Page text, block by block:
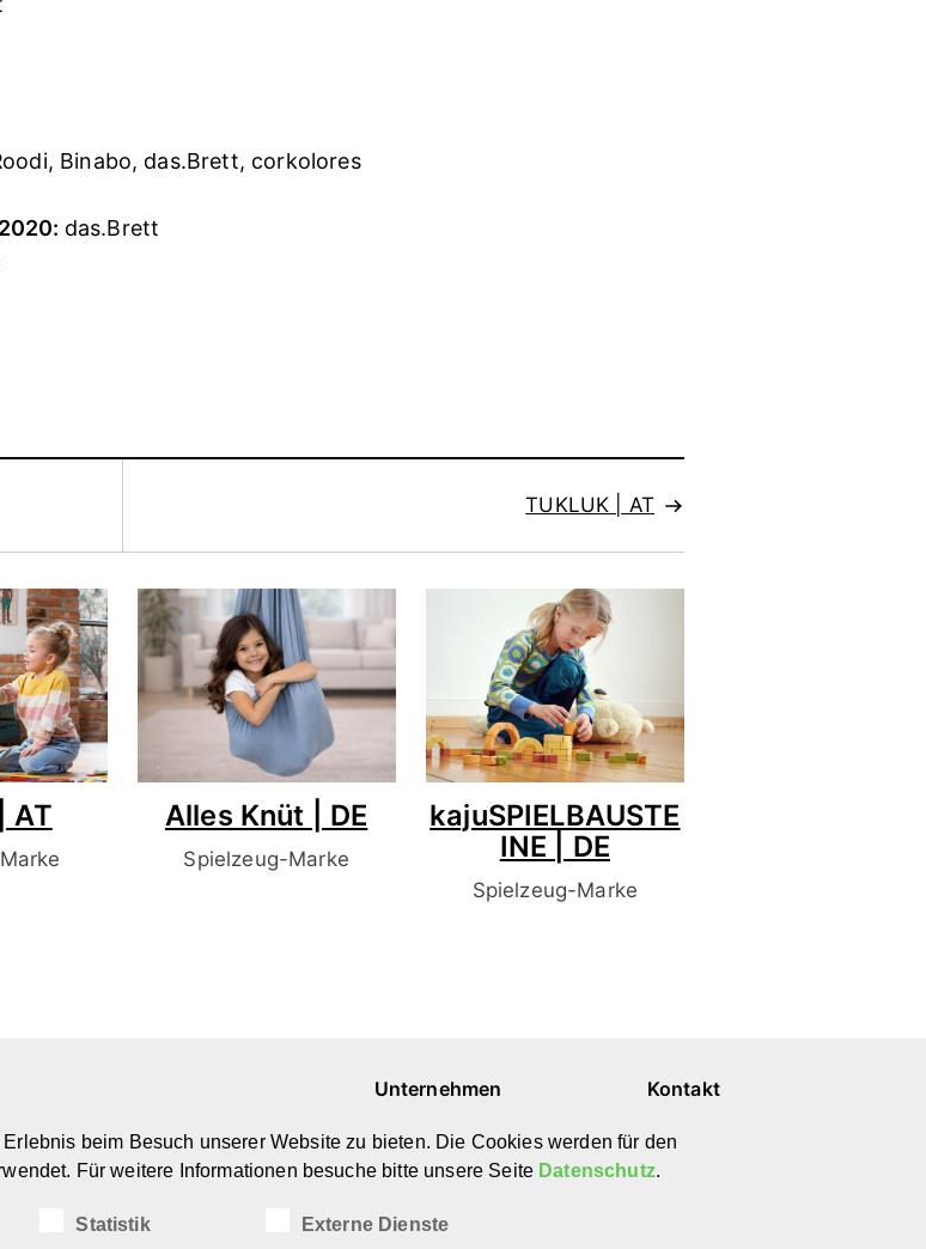
Binabo, das.Brett, corkolores
das.Brett
TUKLUK | AT
AT Alles Knüt | DE
Spielzeug-Marke
kajuSPIELBAUSTE
INE | DE
Spielzeug-Marke
Kreatives Spielzeug
Spiel- & Kindermöbel
Unternehmen
Newsletter
Datenschutz
Kontakt
Instagram
Pinterest
beim Besuch unserer Website zu bieten. Die Cookies werden für den
Für weitere Informationen besuche bitte unsere Seite Datenschutz.
Statistik Externe Dienste